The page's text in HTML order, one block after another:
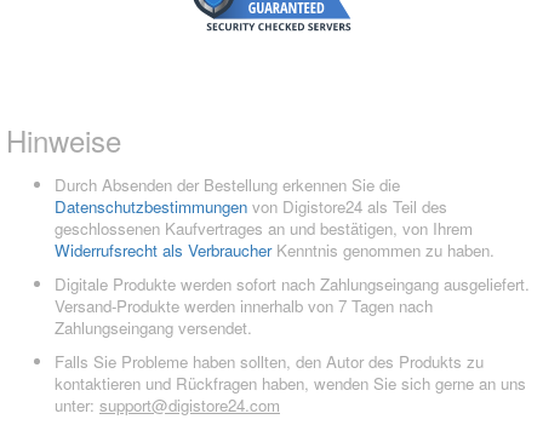
Hinweise
Durch Absenden der Bestellung erkennen Sie die
Datenschutzbestimmungen von Digistore24 als Teil des
geschlossenen Kaufvertrages an und bestätigen, von Ihrem
Widerrufsrecht als VerbraucherKenntnis genommen zu haben.
Digitale Produkte werden sofort nach Zahlungseingang ausgeliefert.
Versand-Produkte werden innerhalb von 7 Tagen nach
Zahlungseingang versendet.
Falls Sie Probleme haben sollten, den Autor des Produkts zu
kontaktieren und Rückfragen haben, wenden Sie sich gerne an uns
unter: support@digistore24.com